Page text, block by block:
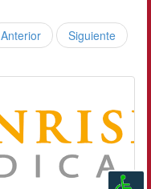
Anterior
Siguiente